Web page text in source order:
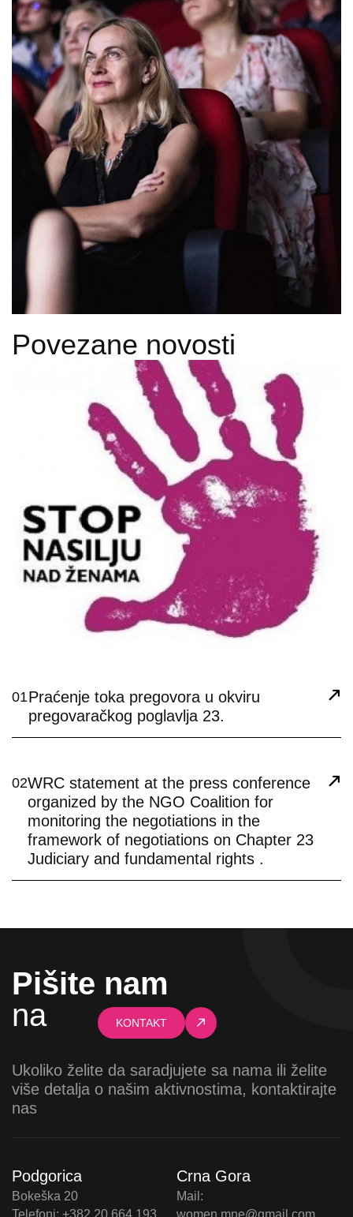
Povezane novosti
01Praćenje toka pregovora u okviru
pregovaračkog poglavlja 23.
02WRC statement at the press conference
organized by the NGO Coalition for
monitoring the negotiations in the
framework of negotiations on Chapter 23
Judiciary and fundamental rights .
Pišite nam
na
KONTAKT
Ukoliko želite da saradjujete sa nama ili želite
više detalja o našim aktivnostima, kontaktirajte
nas
Podgorica
Bokeška 20
Telefoni: +382 20 664 193
Crna Gora
Mail:
women.mne@gmail.com